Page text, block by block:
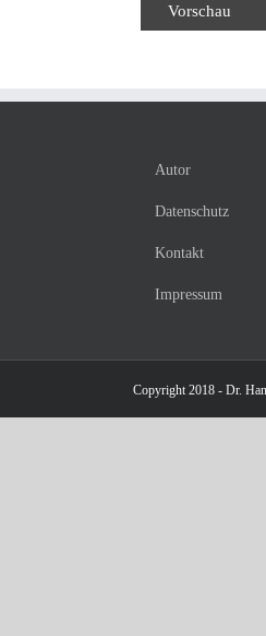
Vorschau
Autor
Datenschutz
Kontakt
Impressum
Copyright 2018 - Dr.